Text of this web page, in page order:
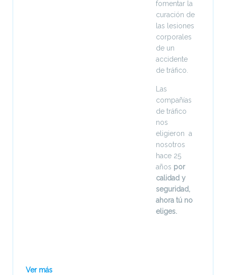
fomentar la
curación de
las lesiones
corporales
de un
accidente
de tráfico.
Las
compañías
de tráfico
nos
eligieron a
nosotros
hace 25
años por
calidad y
seguridad,
ahora tú no
eliges.
Ver más